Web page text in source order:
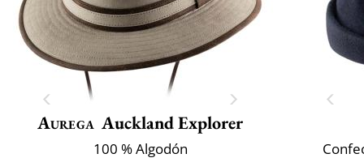
Aurega Auckland Explorer
100 % Algodón